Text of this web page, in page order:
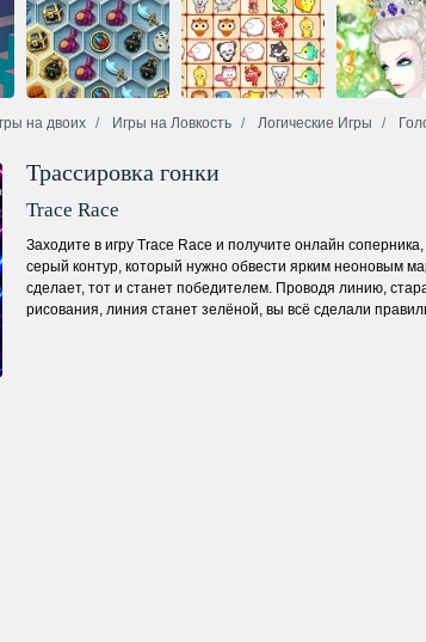
Сокровища
Монтесумы 2
Тентрикс
мистического
моря
питомцы связь
на двоих Игры на Ловкость Логические Игры
Трассировка гонки
Trace Race
Заходите в игру Trace Race и получите онлайн
серый контур, который нужно обвести ярким неоновым
сделает, тот и станет победителем. Проводя линию,
рисования, линия станет зелёной, вы всё сделали